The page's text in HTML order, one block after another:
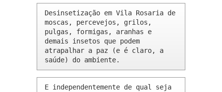
Desinsetização em Vila Rosaria de
moscas, percevejos, grilos,
pulgas, formigas, aranhas e
demais insetos que podem
atrapalhar a paz (e é claro, a
saúde) do ambiente.
E independentemente de qual seja